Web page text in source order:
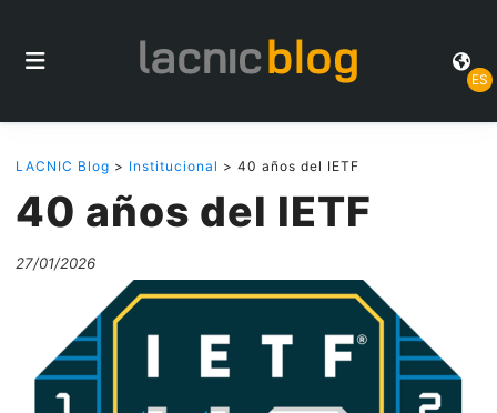
ES
LACNIC Blog > Institucional > 40 años del IETF
40 años del IETF
27/01/2026